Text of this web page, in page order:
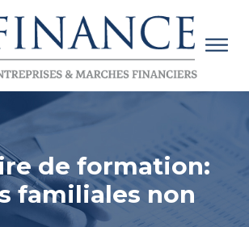
de formation:
familiales non